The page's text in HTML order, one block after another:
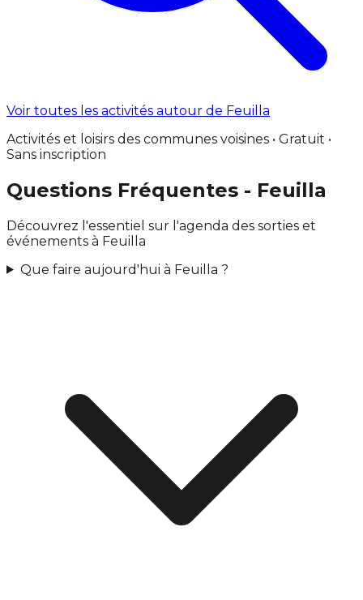
Voir toutes les activités autour de Feuilla
Activités et loisirs des communes voisines • Gratuit •
Sans inscription
Questions Fréquentes - Feuilla
Découvrez l'essentiel sur l'agenda des sorties et
événements à Feuilla
Que faire aujourd'hui à Feuilla ?